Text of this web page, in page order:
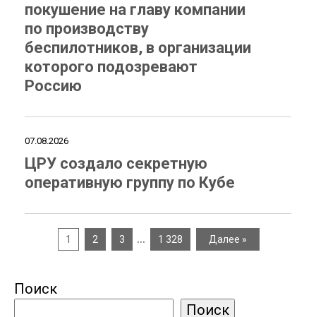
покушение на главу компании
по производству
беспилотников, в организации
которого подозревают
Россию
07.08.2026
ЦРУ создало секретную
оперативную группу по Кубе
1 2 3 … 1 328 Далее »
Поиск
Поиск